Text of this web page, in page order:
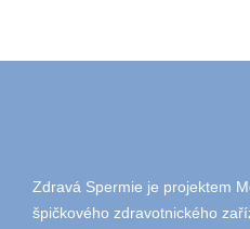
Zdravá Spermie je projektem
špičkového zdravotnického